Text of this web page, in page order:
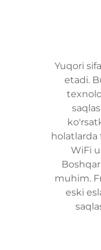
Yuqori
etadi.
holatlarda
WiFi
muhim.
eski